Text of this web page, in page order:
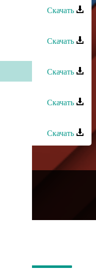
Скачать
Скачать
Скачать
Скачать
Скачать